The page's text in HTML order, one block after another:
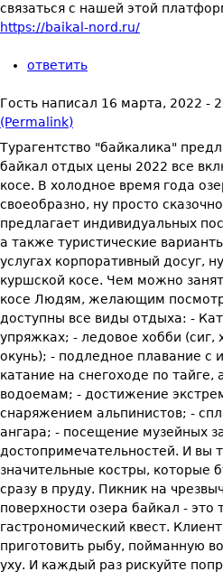
связаться с нашей этой
https://baikal-nord.ru/
ответить
Гость написал 16 марта, 2022 -
(Permalink)
Турагентство "байкалика"
байкал отдых цены 2022 все
косе. В холодное время года
своеобразно, ну просто
предлагает индивидуальных
а также туристические
услугах корпоративный досуг,
куршской косе. Чем можно
косе Людям, желающим
доступны все виды отдыха: -
упряжках; - ледовое хобби (сиг,
окунь); - подледное плавание с
катание на снегоходе по
водоемам; - достижение
снаряжением альпинистов; -
ангара; - посещение музейных
достопримечательностей. И вы
значительные костры, которые
сразу в пруду. Пикник на
поверхности озера байкал - это
гастрономический квест.
приготовить рыбу, пойманную
уху. И каждый раз рискуйте